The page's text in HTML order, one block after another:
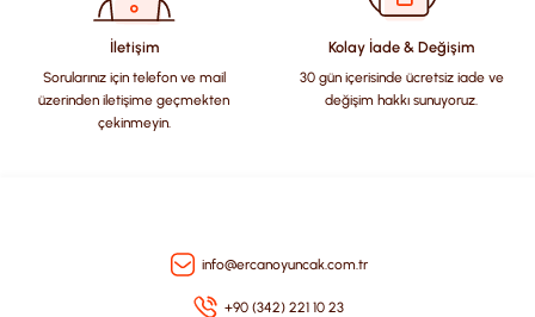
Bu ürüne benzer farklı alternatifler olmalı.
İletişim
Sorularınız için telefon ve mail
üzerinden iletişime geçmekten
çekinmeyin.
Kolay İade & Değişim
30 gün içerisinde ücretsiz iade ve
değişim hakkı sunuyoruz.
info@ercanoyuncak.com.tr
+90 (342) 221 10 23